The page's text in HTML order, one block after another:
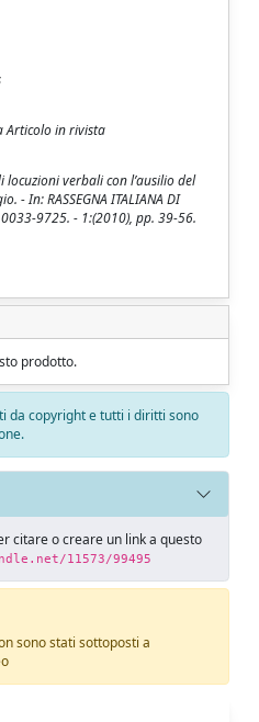
Articolo in rivista
verbali con l’ausilio del
- In: RASSEGNA ITALIANA DI
0033-9725. - 1:(2010), pp. 39-56.
prodotto.
da copyright e tutti i diritti sono
citare o creare un link a questo
11573/99495
sono stati sottoposti a